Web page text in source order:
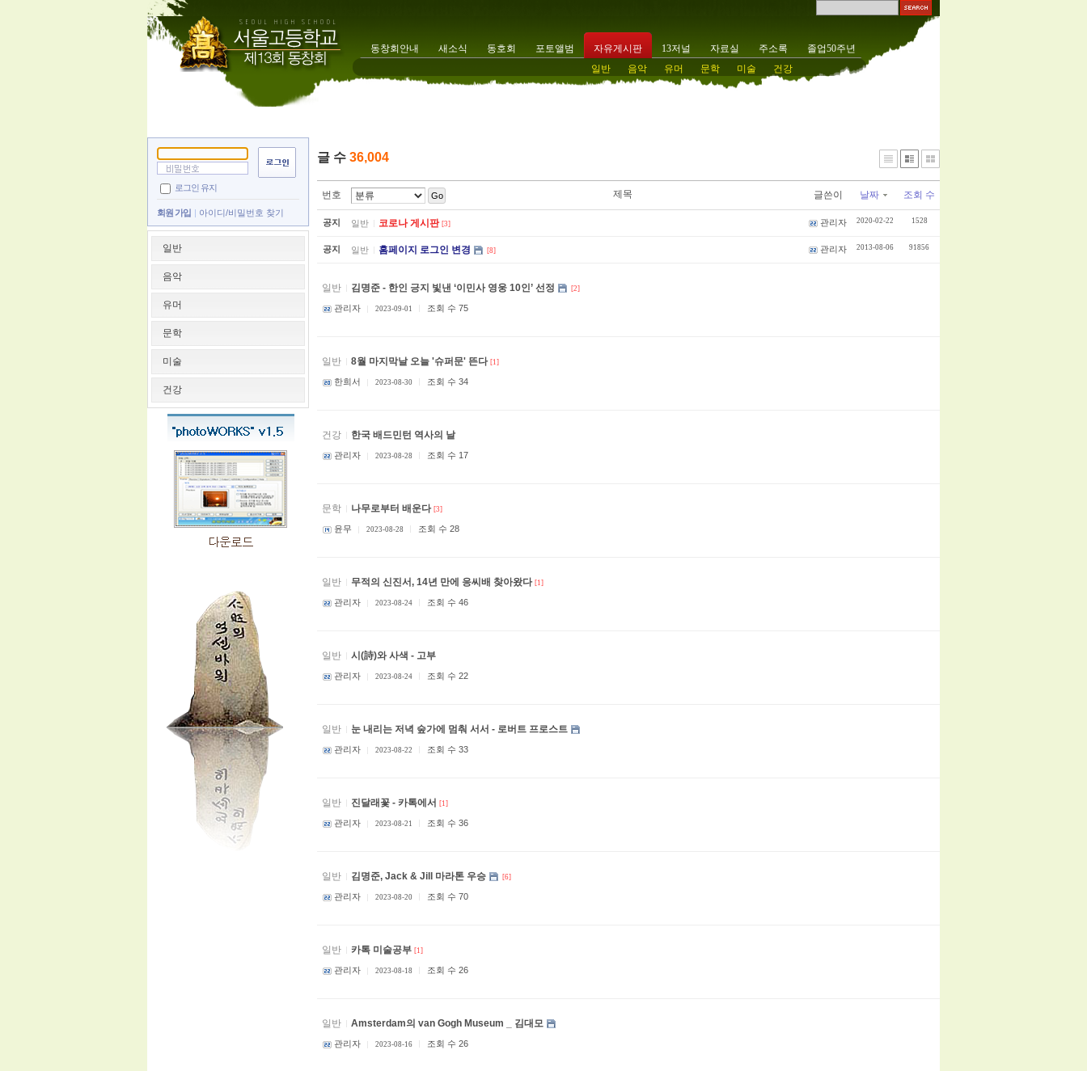
동창회안내 새소식 동호회 포토앨범 자유게시판 13저널 자료실 주소록
졸업50주년
일반
음악 유머 문학 미술 건강
로그인 유지
회원 가입 아이디/비밀번호 찾기
일반
음악
유머
문학
미술
건강
글 수 36,004
번호 Go 제목 글쓴이 날짜 조회 수
공지 일반 코로나 게시판 [3] 관리자 2020-02-22 1528
공지 일반 홈페이지 로그인 변경 [8] 관리자 2013-08-06 91856
일반 김명준 - 한인 긍지 빛낸 ‘이민사 영웅 10인’ 선정 [2]
관리자 2023-09-01 조회 수 75
일반 8월 마지막날 오늘 '슈퍼문' 뜬다 [1]
한희서 2023-08-30 조회 수 34
건강 한국 배드민턴 역사의 날
관리자 2023-08-28 조회 수 17
문학 나무로부터 배운다 [3]
윤무 2023-08-28 조회 수 28
일반 무적의 신진서, 14년 만에 응씨배 찾아왔다 [1]
관리자 2023-08-24 조회 수 46
일반 시(詩)와 사색 - 고부
관리자 2023-08-24 조회 수 22
일반 눈 내리는 저녁 숲가에 멈춰 서서 - 로버트 프로스트
관리자 2023-08-22 조회 수 33
일반 진달래꽃 - 카톡에서 [1]
관리자 2023-08-21 조회 수 36
일반 김명준, Jack & Jill 마라톤 우승 [6]
관리자 2023-08-20 조회 수 70
일반 카톡 미술공부 [1]
관리자 2023-08-18 조회 수 26
일반 Amsterdam의 van Gogh Museum _ 김대모
관리자 2023-08-16 조회 수 26